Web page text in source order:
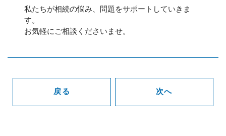
私たちが相続の悩み、問題をサポートしていきま
す。
お気軽にご相談くださいませ。
戻る 次へ